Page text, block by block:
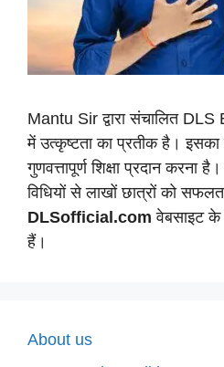
Mantu Sir द्वारा संचालित DLS
में उत्कृष्टता का प्रतीक है। इसका
गुणवत्तापूर्ण शिक्षा प्रदान करना
विधियों से लाखों छात्रों को
DLSofficial.com वेबसाइट के
हैं।
About us